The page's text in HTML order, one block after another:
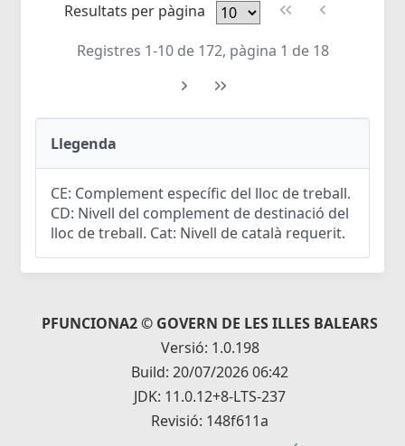
Resultats per pàgina
Registres 1-10 de 172, pàgina 1 de 18
Llegenda
CE: Complement específic del lloc de treball.
CD: Nivell del complement de destinació del
lloc de treball. Cat: Nivell de català requerit.
PFUNCIONA2 © GOVERN DE LES ILLES BALEARS
Versió: 1.0.198
Build: 20/07/2026 06:42
JDK: 11.0.12+8-LTS-237
Revisió: 148f611a